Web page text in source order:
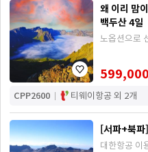
왜 이리 맘
백두산 4일
노옵션으로
599,000
CPP2600 티웨이항공 외 2개
[서파+북